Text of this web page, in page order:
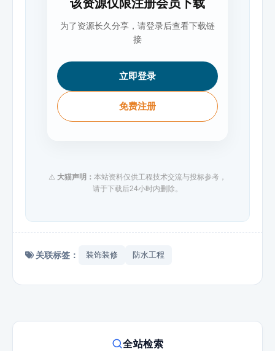
该资源仅限注册会员下载
为了资源长久分享，请登录后查看下载链
接
立即登录
免费注册
⚠️ 大猫声明： 本站资料仅供工程技术交流与投标参考，
请于下载后24小时内删除。
关联标签： 装饰装修 防水工程
全站检索